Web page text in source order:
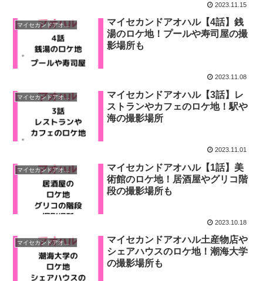
2023.11.15
マイセカンドアオハル
マイセカンドアオハル【4話】銭
湯のロケ地！プールや寿司屋の撮
影場所も
2023.11.08
マイセカンドアオハル
マイセカンドアオハル【3話】レ
ストランやカフェのロケ地！駅や
海の撮影場所
2023.11.01
マイセカンドアオハル
マイセカンドアオハル【1話】美
術館のロケ地！居酒屋やグリコ階
段の撮影場所も
2023.10.18
マイセカンドアオハル
マイセカンドアオハル土産物店や
シェアハウスのロケ地！潮海大学
の撮影場所も